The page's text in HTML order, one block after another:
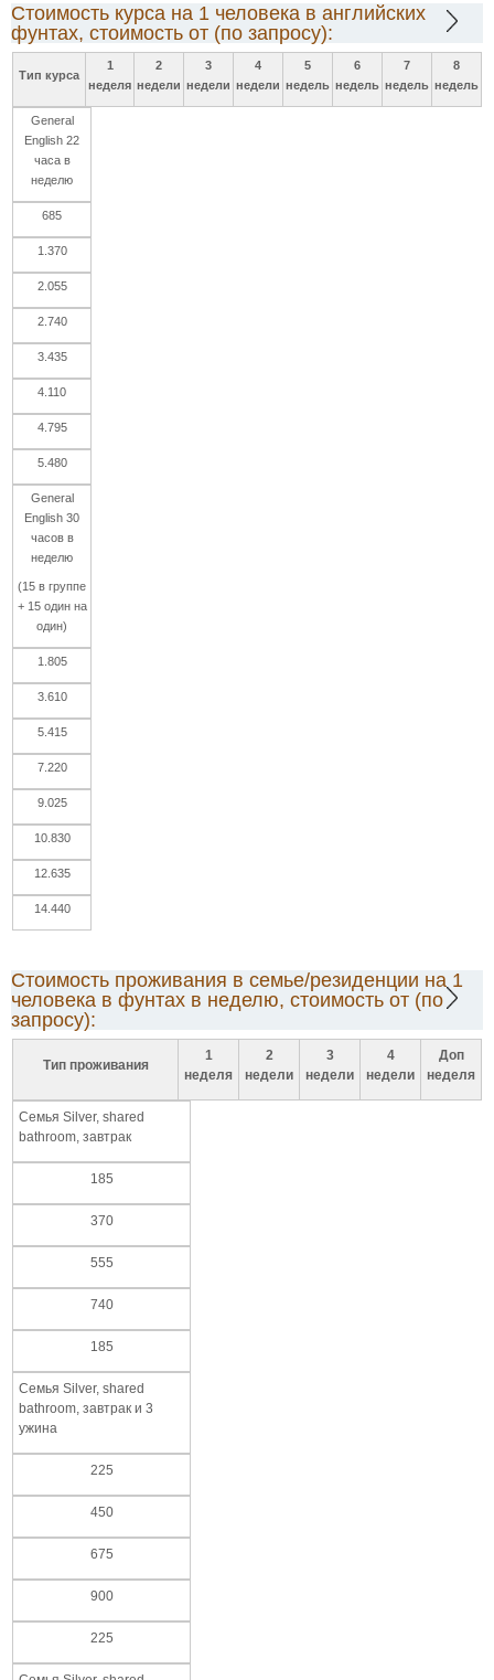
Стоимость курса на 1 человека в английских
фунтах, стоимость от (по запросу):
Тип курса
1
неделя
2
недели
3
недели
4
недели
5
недель
6
недель
7
недель
8
недель
General
English 22
часа в
неделю
685
1.370
2.055
2.740
3.435
4.110
4.795
5.480
General
English 30
часов в
неделю
(15 в группе
+ 15 один на
один)
1.805
3.610
5.415
7.220
9.025
10.830
12.635
14.440
Стоимость проживания в семье/резиденции на 1
человека в фунтах в неделю, стоимость от (по
запросу):
Тип проживания
1
неделя
2
недели
3
недели
4
недели
Доп
неделя
Семья Silver, shared
bathroom, завтрак
185
370
555
740
185
Семья Silver, shared
bathroom, завтрак и 3
ужина
225
450
675
900
225